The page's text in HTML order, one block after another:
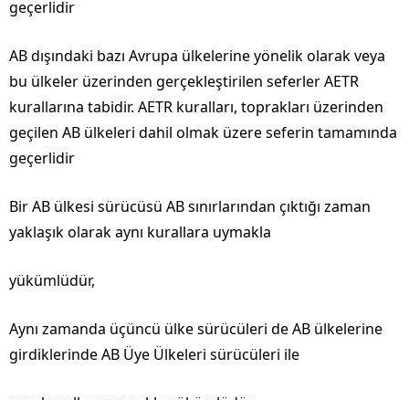
geçerlidir
AB dışındaki bazı Avrupa ülkelerine yönelik olarak veya
bu ülkeler üzerinden gerçekleştirilen seferler AETR
kurallarına tabidir. AETR kuralları, toprakları üzerinden
geçilen AB ülkeleri dahil olmak üzere seferin tamamında
geçerlidir
Bir AB ülkesi sürücüsü AB sınırlarından çıktığı zaman
yaklaşık olarak aynı kurallara uymakla
yükümlüdür,
Aynı zamanda üçüncü ülke sürücüleri de AB ülkelerine
girdiklerinde AB Üye Ülkeleri sürücüleri ile